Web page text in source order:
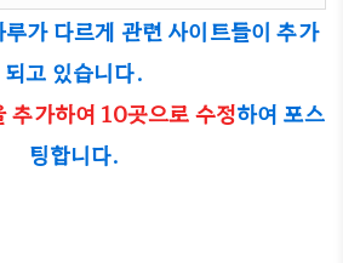
가 다르게 관련 사이트들이 추가
되고 있습니다.
추가하여 10곳으로 수정하여 포스
팅합니다.